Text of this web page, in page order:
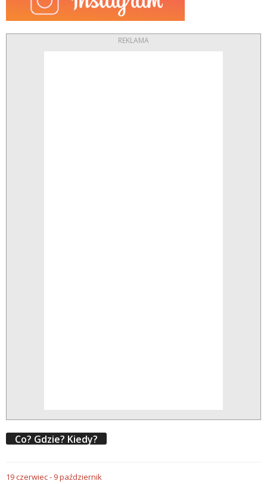
REKLAMA
Co? Gdzie? Kiedy?
19czerwiec- 9październik